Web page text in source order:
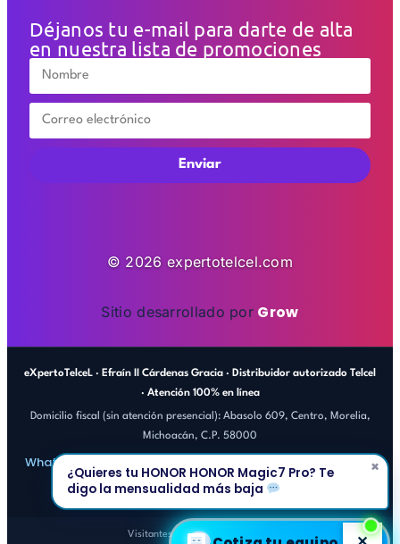
Déjanos tu e-mail para darte de alta
en nuestra lista de promociones
Enviar
© 2026 expertotelcel.com
Sitio desarrollado por Grow
eXpertoTelceL · Efraín II Cárdenas Gracia · Distribuidor autorizado Telcel
· Atención 100% en línea
Domicilio fiscal (sin atención presencial): Abasolo 609, Centro, Morelia,
Michoacán, C.P. 58000
WhatsApp 443 686 0710
efrain@expertotelcel.com
Aviso de privacidad
Visitantes totales del sitio: 6,221
×
¿Quieres tu HONOR HONOR Magic7 Pro? Te
digo la mensualidad más baja